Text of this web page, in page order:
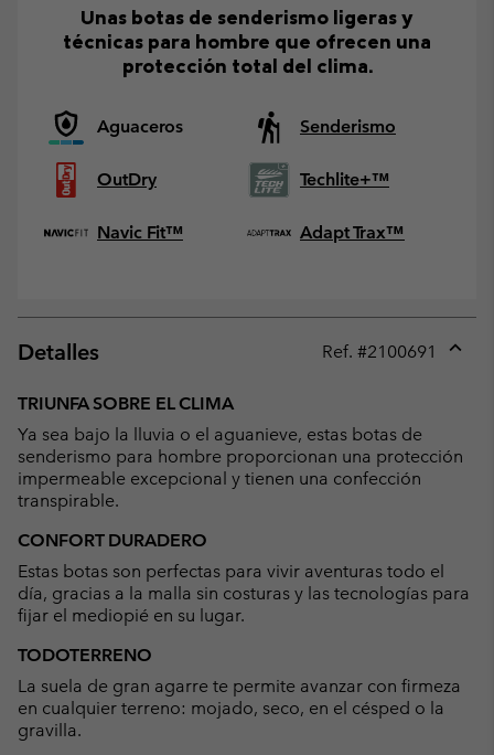
Unas botas de senderismo ligeras y
técnicas para hombre que ofrecen una
protección total del clima.
Aguaceros Senderismo
OutDry Techlite+™
Navic Fit™ Adapt Trax™
Detalles Ref. #2100691
TRIUNFA SOBRE EL CLIMA
Ya sea bajo la lluvia o el aguanieve, estas botas de
senderismo para hombre proporcionan una protección
impermeable excepcional y tienen una confección
transpirable.
CONFORT DURADERO
Estas botas son perfectas para vivir aventuras todo el
día, gracias a la malla sin costuras y las tecnologías para
fijar el mediopié en su lugar.
TODOTERRENO
La suela de gran agarre te permite avanzar con firmeza
en cualquier terreno: mojado, seco, en el césped o la
gravilla.